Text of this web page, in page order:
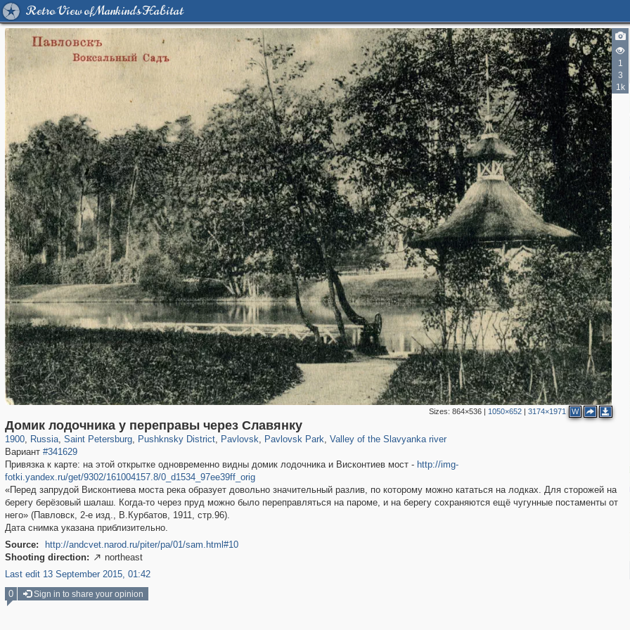
Retro View of Mankind's Habitat
1
3
1k
Sizes: 864×536| 1050×652| 3174×1971 W
Домик лодочника у переправы через Славянку
1900, Russia
1,406,756 29,243
, Saint Petersburg
197,163 5,709
, Pushknsky District
11,385 655
, Pavlovsk
3,558 432
, Pavlovsk Park
2,847 309
, Valley of the Slavyanka river
Вариант #341629
Привязка к карте: на этой открытке одновременно видны домик лодочника и Висконтиев мост - http://img-
fotki.yandex.ru/get/9302/161004157.8/0_d1534_97ee39ff_orig
«Перед запрудой Висконтиева моста река образует довольно значительный разлив, по которому можно кататься на лодках. Для сторожей на
берегу берёзовый шалаш. Когда-то через пруд можно было переправляться на пароме, и на берегу сохраняются ещё чугунные постаменты от
него» (Павловск, 2-е изд., В.Курбатов, 1911, стр.96).
Дата снимка указана приблизительно.
Source:
http://andcvet.narod.ru/piter/pa/01/sam.html#10
Shooting direction:  northeast
Last edit 13 September 2015, 01:42
0 Sign in to share your opinion